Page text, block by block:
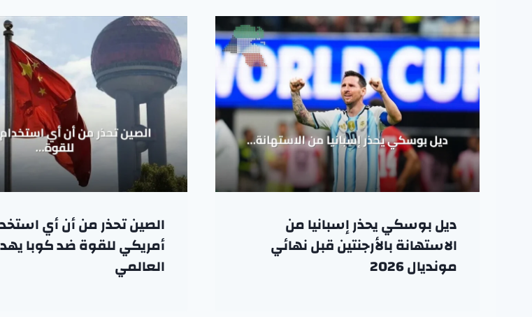
ديل بوسكي يحذر إسبانيا من
الاستهانة بالأرجنتين قبل نهائي
مونديال 2026
الصين تحذر من أن أي
أمريكي للقوة ضد كوبا
العالمي